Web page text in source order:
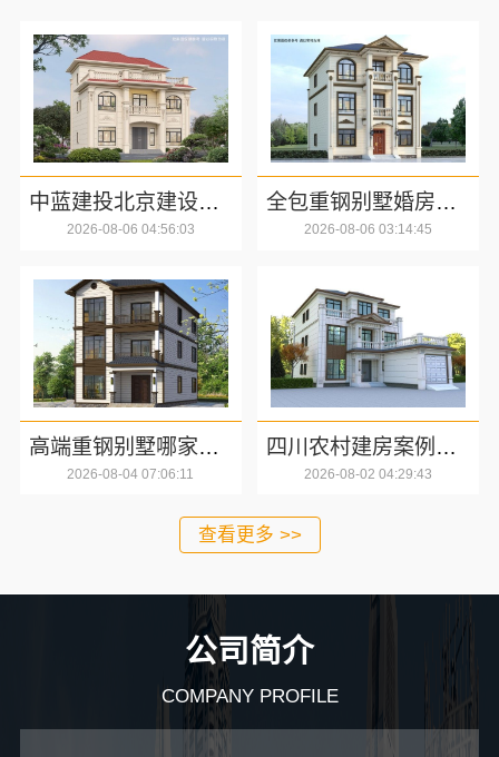
中蓝建投北京建设有限公司四川：成都农村建房哪家靠谱
2026-08-06 04:56:03
全包重钢别墅婚房布置选中蓝建投北京建设有限公司四川
2026-08-06 03:14:45
高端重钢别墅哪家好，中蓝建投北京建设有限公司四川标准化施工
2026-08-04 07:06:11
四川农村建房案例精选选中蓝建投北京建设有限公司四川
2026-08-02 04:29:43
查看更多 >>
公司简介
COMPANY PROFILE